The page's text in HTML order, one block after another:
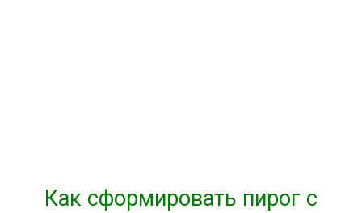
Как сформировать пирог с